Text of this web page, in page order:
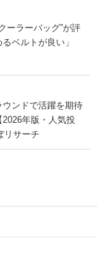
ーラーバッグ”が評
ベルトが良い」
ウンドで活躍を期待
年版・人気投
リサーチ